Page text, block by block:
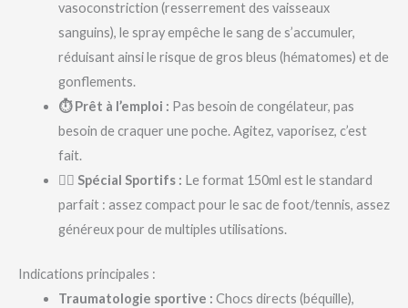
vasoconstriction (resserrement des vaisseaux
sanguins), le spray empêche le sang de s’accumuler,
réduisant ainsi le risque de gros bleus (hématomes) et de
gonflements.
⏱️ Prêt à l’emploi : Pas besoin de congélateur, pas
besoin de craquer une poche. Agitez, vaporisez, c’est
fait.
🏃‍♂️ Spécial Sportifs : Le format 150ml est le standard
parfait : assez compact pour le sac de foot/tennis, assez
généreux pour de multiples utilisations.
Indications principales :
Traumatologie sportive : Chocs directs (béquille),